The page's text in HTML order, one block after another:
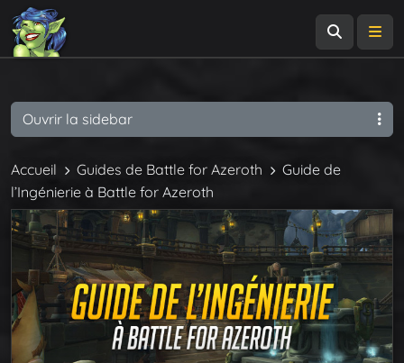
Accueil Guides de Battle for Azeroth
Guide de
l’Ingénierie à Battle for Azeroth
Ouvrir la sidebar